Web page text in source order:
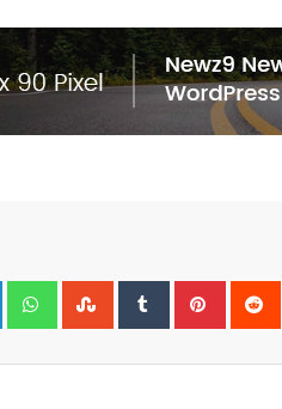
LinkedIn WhatsappStumbleUpon
Tumblr Pinterest